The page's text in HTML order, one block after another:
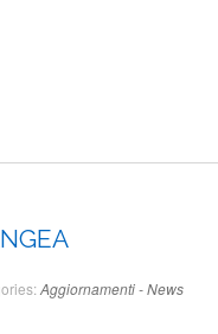
Aggiornamenti - News